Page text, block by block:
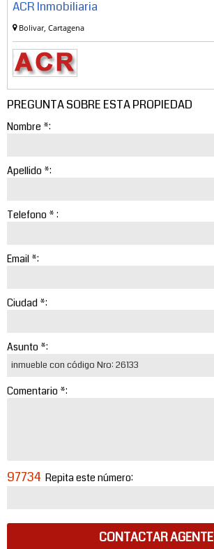
ACR Inmobiliaria
Bolivar, Cartagena
PREGUNTA SOBRE ESTA PROPIEDAD
Nombre *:
Apellido *:
Telefono * :
Email *:
Ciudad *:
Asunto *:
Comentario *:
97734 Repita este número:
CONTACTAR AGENTE